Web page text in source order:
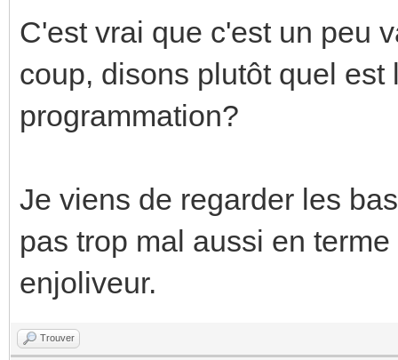
C'est vrai que c'est un peu
coup, disons plutôt quel
programmation?
Je viens de regarder les
pas trop mal aussi en
enjoliveur.
Trouver